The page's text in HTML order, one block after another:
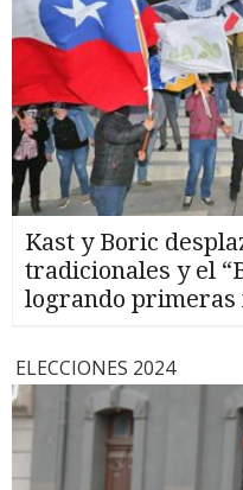
Kast y Boric
tradicionales y el
logrando primeras
ELECCIONES 2024